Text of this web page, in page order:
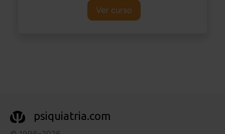
Ver curso
psiquiatria.com